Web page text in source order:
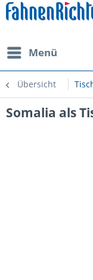
Menü
Übersicht
Somalia als